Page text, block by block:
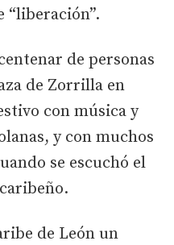
“liberación”.
de personas
de Zorrilla en
con música y
y con muchos
se escuchó el
de León un